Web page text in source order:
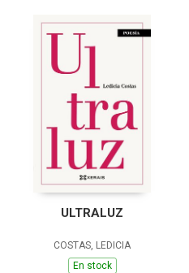
ULTRALUZ
COSTAS, LEDICIA
En stock